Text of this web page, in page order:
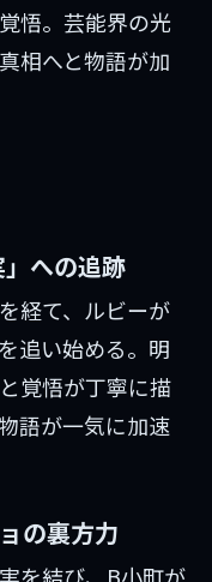
悟。芸能界の光
相へと物語が加
への追跡
経て、ルビーが
追い始める。明
覚悟が丁寧に描
語が一気に加速
の裏方力
を結び、B小町が